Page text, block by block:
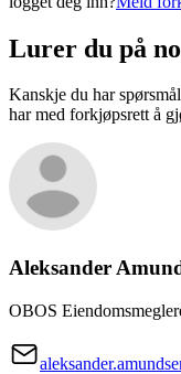
Lurer du på
Kanskje du har
har med forkjøpsrett å
Aleksander
OBOS